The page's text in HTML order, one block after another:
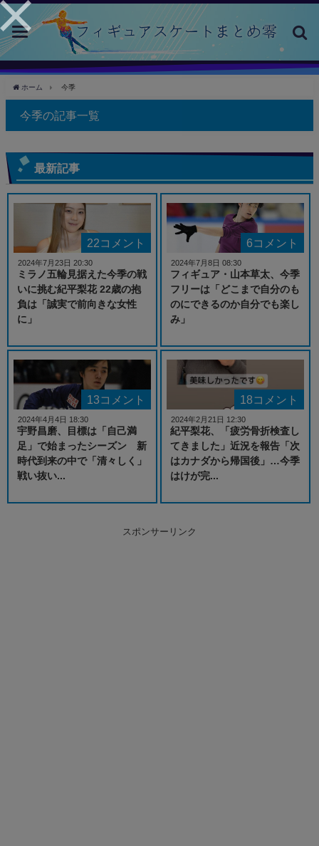
toggle
navigation
ホーム 今季
今季の記事一覧
最新記事
22コメント
ミラノ五輪見据えた今季の戦
いに挑む紀平梨花 22歳の抱
負は「誠実で前向きな女性
に」
2024年7月23日 20:30
6コメント
フィギュア・山本草太、今季
フリーは「どこまで自分のも
のにできるのか自分でも楽し
み」
2024年7月8日 08:30
13コメント
宇野昌磨、目標は「自己満
足」で始まったシーズン 新
時代到来の中で「清々しく」
戦い抜い...
2024年4月4日 18:30
18コメント
紀平梨花、「疲労骨折検査し
てきました」近況を報告「次
はカナダから帰国後」…今季
はけが完...
2024年2月21日 12:30
スポンサーリンク